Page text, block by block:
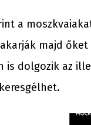
a
majd
is dolgozik az